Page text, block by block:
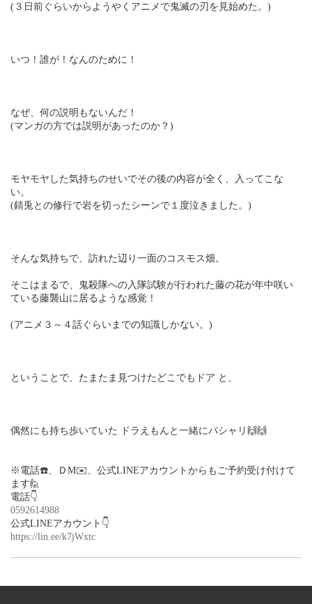
(３日前ぐらいからようやくアニメで鬼滅の刃を見始めた。)
いつ！誰が！なんのために！
なぜ、何の説明もないんだ！
(マンガの方では説明があったのか？)
モヤモヤした気持ちのせいでその後の内容が全く、入ってこな
い。
(錆兎との修行で岩を切ったシーンで１度泣きました。)
そんな気持ちで、訪れた辺り一面のコスモス畑。
そこはまるで、鬼殺隊への入隊試験が行われた藤の花が年中咲い
ている藤襲山に居るような感覚！
(アニメ３～４話ぐらいまでの知識しかない。)
ということで、たまたま見つけたどこでもドア と、
偶然にも持ち歩いていた ドラえもんと一緒にパシャリ🙌🙌
※電話☎️、ＤM✉️、公式LINEアカウントからもご予約受け付けて
ます🙋
電話👇
0592614988
公式LINEアカウント👇
https://lin.ee/k7jWxtc